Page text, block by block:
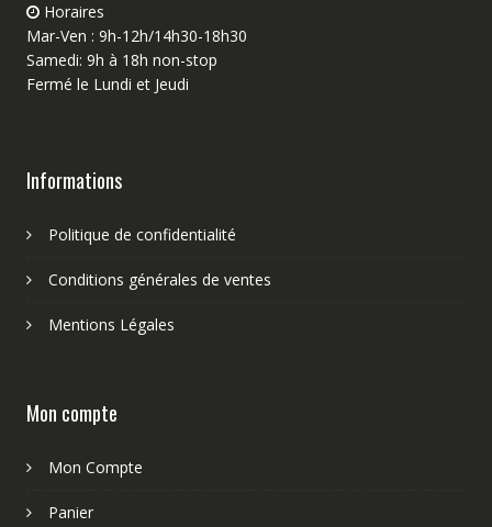
Horaires
Mar-Ven : 9h-12h/14h30-18h30
Samedi: 9h à 18h non-stop
Fermé le Lundi et Jeudi
Informations
Politique de confidentialité
Conditions générales de ventes
Mentions Légales
Mon compte
Mon Compte
Panier